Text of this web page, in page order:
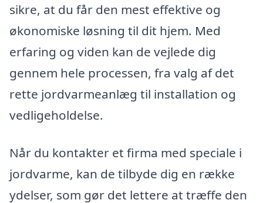
sikre, at du får den mest effektive og
økonomiske løsning til dit hjem. Med
erfaring og viden kan de vejlede dig
gennem hele processen, fra valg af det
rette jordvarmeanlæg til installation og
vedligeholdelse.
Når du kontakter et firma med speciale i
jordvarme, kan de tilbyde dig en række
ydelser, som gør det lettere at træffe den